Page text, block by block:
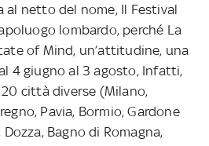
al netto del nome, Il Festival
lombardo, perché La
of Mind, un’attitudine, una
4 giugno al 3 agosto, Infatti,
città diverse (Milano,
Pavia, Bormio, Gardone
Bagno di Romagna,